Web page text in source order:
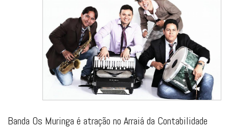
Banda Os Muringa é atração no Arraiá da Contabilidade